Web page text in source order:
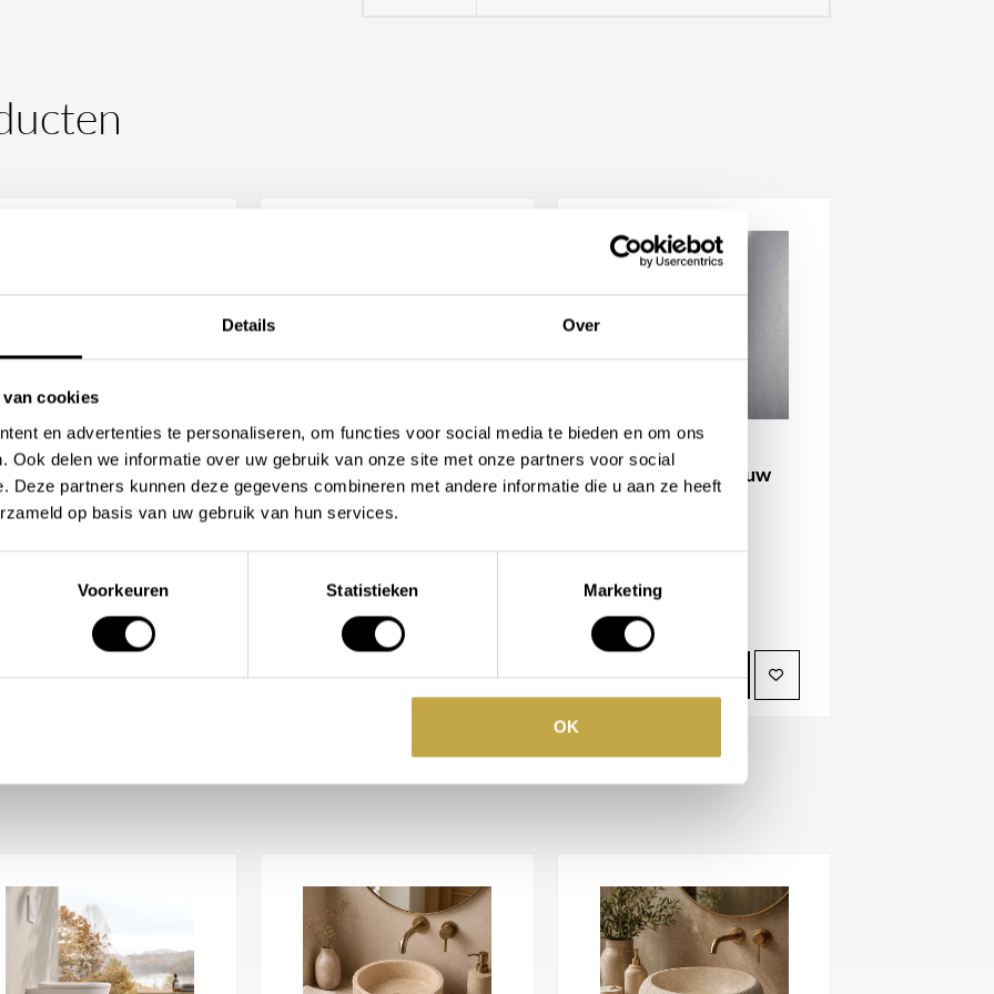
Details Over
van cookies
en advertenties te personaliseren, om functies voor social media te bieden en om ons
Ook delen we informatie over uw gebruik van onze site met onze partners voor social
Deze partners kunnen deze gegevens combineren met andere informatie die u aan ze heeft
op basis van uw gebruik van hun services.
Voorkeuren Statistieken Marketing
OK
Frans-
knoppen. Rechts bedient u
hout. Dankzij de gladde
en blijft uw toiletwand
3 en 6 liter helpt water
Callipyge Groen
wandtoilet
PRODUCT
Trone Callipyge Blauw
wandtoilet
Beschikbaar in
BEKIJK PRODUCT
Trone Callipyge Blauw
Vlok Wandtoilet
Beschikbaar in
BEKIJK PRODUCT